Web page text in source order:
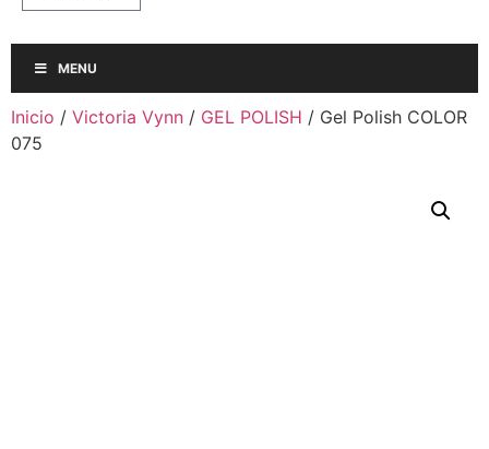
MENU
Inicio / Victoria Vynn / GEL POLISH / Gel Polish COLOR
075